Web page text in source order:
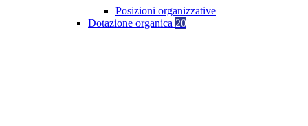
Posizioni organizzative
Dotazione organica 20